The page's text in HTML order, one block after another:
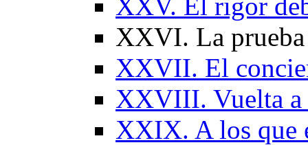
XXVI. La
XXVII. El
XXVIII. Vuelta a
XXIX. A los que